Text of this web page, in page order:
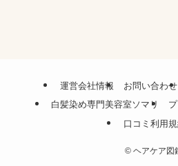
運営会社情報 お問い合わせ
白髪染め専門美容室ソマリ
口コミ利用
©ヘアケア図